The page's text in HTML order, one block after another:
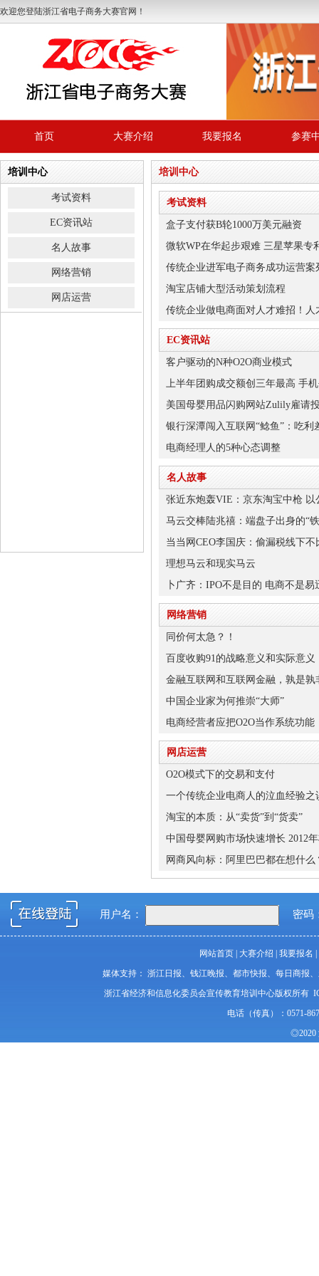
欢迎您登陆浙江省电子商务大赛官网！
首页 大赛介绍 我要报名 参赛
培训中心
考试资料
EC资讯站
名人故事
网络营销
网店运营
培训中心
考试资料
盒子支付获B轮1000万美元融资
微软WP在华起步艰难 三星苹果专
传统企业进军电子商务成功运营案
淘宝店铺大型活动策划流程
传统企业做电商面对人才难招！人
EC资讯站
客户驱动的N种O2O商业模式
上半年团购成交额创三年最高 手
美国母婴用品闪购网站Zulily雇请
银行深潭闯入互联网“鲶鱼”：吃利
电商经理人的5种心态调整
名人故事
张近东炮轰VIE：京东淘宝中枪 以
马云交棒陆兆禧：端盘子出身的“
当当网CEO李国庆：偷漏税线下不
理想马云和现实马云
卜广齐：IPO不是目的 电商不是易
网络营销
同价何太急？！
百度收购91的战略意义和实际意义
金融互联网和互联网金融，孰是孰
中国企业家为何推崇“大师”
电商经营者应把O2O当作系统功能
网店运营
O2O模式下的交易和支付
一个传统企业电商人的泣血经验之
淘宝的本质：从“卖货”到“货卖”
中国母婴网购市场快速增长 2012
网商风向标：阿里巴巴都在想什么
用户名： 密码
网站首页 大赛介绍 我要报名
媒体支持： 浙江日报、钱江晚报、都市快报、每日商报
浙江省经济和信息化委员会宣传教育培训中心版权所有
电话（传真）：0571-
◎2020